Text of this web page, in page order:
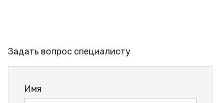
Задать вопрос специалисту
Имя